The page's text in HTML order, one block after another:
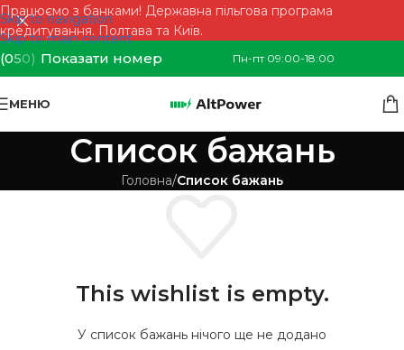
Skip to navigation
Skip to main content
Працюємо з банками! Державна пільгова програма
кредитування. Полтава та Київ.
(050) Показати номер Пн-пт 09:00-18:00
МЕНЮ
Список бажань
Головна/Список бажань
This wishlist is empty.
У список бажань нічого ще не додано